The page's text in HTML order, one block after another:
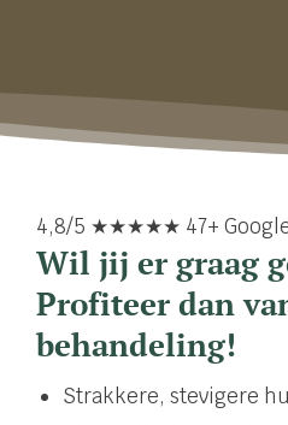
4,8/5 ★★★★★ 47+ Google
Wil jij er graag
Profiteer dan
behandeling!
Strakkere, stevigere